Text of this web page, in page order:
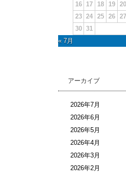
16
17 18 19 20
23 24 25 26 27
30 31
« 7月
アーカイブ
2026年7月
2026年6月
2026年5月
2026年4月
2026年3月
2026年2月